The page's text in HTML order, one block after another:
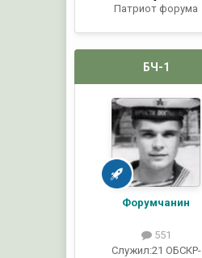
Патриот форума
БЧ-1
Форумчанин
551
Служил:21 ОБСКР-